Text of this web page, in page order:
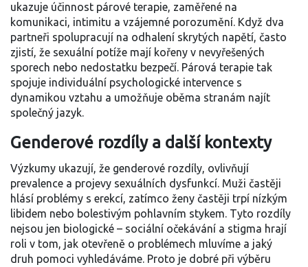
ukazuje účinnost párové terapie, zaměřené na
komunikaci, intimitu a vzájemné porozumění. Když dva
partneři spolupracují na odhalení skrytých napětí, často
zjistí, že sexuální potíže mají kořeny v nevyřešených
sporech nebo nedostatku bezpečí. Párová terapie tak
spojuje individuální psychologické intervence s
dynamikou vztahu a umožňuje oběma stranám najít
společný jazyk.
Genderové rozdíly a další kontexty
Výzkumy ukazují, že genderové rozdíly, ovlivňují
prevalence a projevy sexuálních dysfunkcí. Muži častěji
hlásí problémy s erekcí, zatímco ženy častěji trpí nízkým
libidem nebo bolestivým pohlavním stykem. Tyto rozdíly
nejsou jen biologické – sociální očekávání a stigma hrají
roli v tom, jak otevřeně o problémech mluvíme a jaký
druh pomoci vyhledáváme. Proto je dobré při výběru